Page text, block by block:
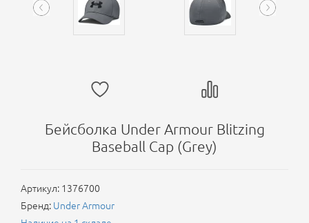
Бейсболка Under Armour Blitzing
Baseball Cap (Grey)
Артикул: 1376700
Бренд: Under Armour